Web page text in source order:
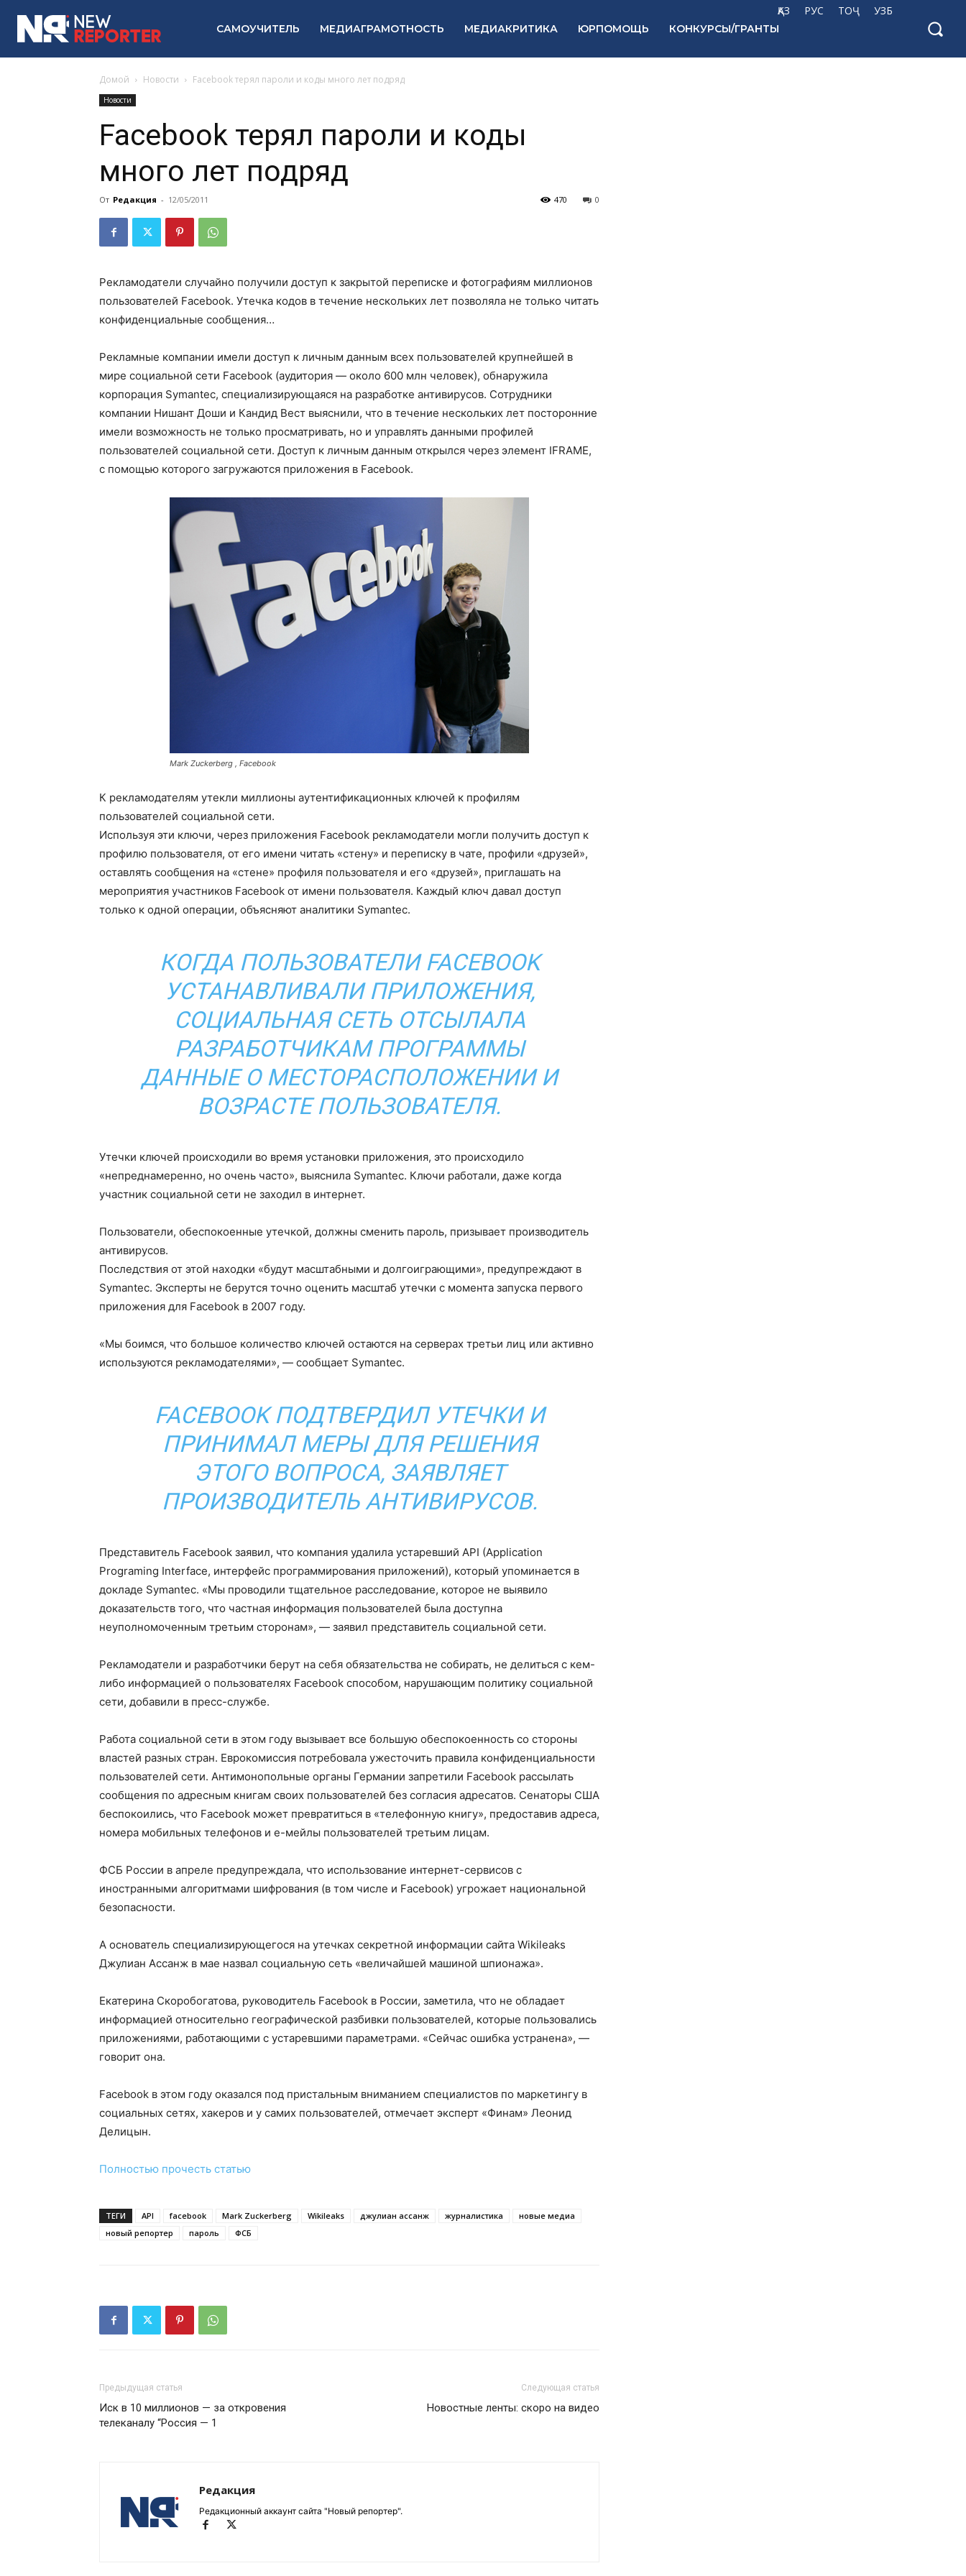
ҚАЗ РУС ТОҶ УЗБ
САМОУЧИТЕЛЬ МЕДИАГРАМОТНОСТЬ МЕДИАКРИТИКА ЮРПОМОЩЬ КОНКУРСЫ/ГРАНТЫ
Домой Новости Facebook терял пароли и коды много лет подряд
Новости
Facebook терял пароли и коды
много лет подряд
От Редакция - 12/05/2011 0
470
Рекламодатели случайно получили доступ к закрытой переписке и фотографиям миллионов
пользователей Facebook. Утечка кодов в течение нескольких лет позволяла не только читать
конфиденциальные сообщения…
Рекламные компании имели доступ к личным данным всех пользователей крупнейшей в
мире социальной сети Facebook (аудитория — около 600 млн человек), обнаружила
корпорация Symantec, специализирующаяся на разработке антивирусов. Сотрудники
компании Нишант Доши и Кандид Вест выяснили, что в течение нескольких лет посторонние
имели возможность не только просматривать, но и управлять данными профилей
пользователей социальной сети. Доступ к личным данным открылся через элемент IFRAME,
с помощью которого загружаются приложения в Facebook.
Mark Zuckerberg , Facebook
К рекламодателям утекли миллионы аутентификационных ключей к профилям
пользователей социальной сети.
Используя эти ключи, через приложения Facebook рекламодатели могли получить доступ к
профилю пользователя, от его имени читать «стену» и переписку в чате, профили «друзей»,
оставлять сообщения на «стене» профиля пользователя и его «друзей», приглашать на
мероприятия участников Facebook от имени пользователя. Каждый ключ давал доступ
только к одной операции, объясняют аналитики Symantec.
КОГДА ПОЛЬЗОВАТЕЛИ FACEBOOK
УСТАНАВЛИВАЛИ ПРИЛОЖЕНИЯ,
СОЦИАЛЬНАЯ СЕТЬ ОТСЫЛАЛА
РАЗРАБОТЧИКАМ ПРОГРАММЫ
ДАННЫЕ О МЕСТОРАСПОЛОЖЕНИИ И
ВОЗРАСТЕ ПОЛЬЗОВАТЕЛЯ.
Утечки ключей происходили во время установки приложения, это происходило
«непреднамеренно, но очень часто», выяснила Symantec. Ключи работали, даже когда
участник социальной сети не заходил в интернет.
Пользователи, обеспокоенные утечкой, должны сменить пароль, призывает производитель
антивирусов.
Последствия от этой находки «будут масштабными и долгоиграющими», предупреждают в
Symantec. Эксперты не берутся точно оценить масштаб утечки с момента запуска первого
приложения для Facebook в 2007 году.
«Мы боимся, что большое количество ключей остаются на серверах третьи лиц или активно
используются рекламодателями», — сообщает Symantec.
FACEBOOK ПОДТВЕРДИЛ УТЕЧКИ И
ПРИНИМАЛ МЕРЫ ДЛЯ РЕШЕНИЯ
ЭТОГО ВОПРОСА, ЗАЯВЛЯЕТ
ПРОИЗВОДИТЕЛЬ АНТИВИРУСОВ.
Представитель Facebook заявил, что компания удалила устаревший API (Application
Programing Interface, интерфейс программирования приложений), который упоминается в
докладе Symantec. «Мы проводили тщательное расследование, которое не выявило
доказательств того, что частная информация пользователей была доступна
неуполномоченным третьим сторонам», — заявил представитель социальной сети.
Рекламодатели и разработчики берут на себя обязательства не собирать, не делиться с кем-
либо информацией о пользователях Facebook способом, нарушающим политику социальной
сети, добавили в пресс-службе.
Работа социальной сети в этом году вызывает все большую обеспокоенность со стороны
властей разных стран. Еврокомиссия потребовала ужесточить правила конфиденциальности
пользователей сети. Антимонопольные органы Германии запретили Facebook рассылать
сообщения по адресным книгам своих пользователей без согласия адресатов. Сенаторы США
беспокоились, что Facebook может превратиться в «телефонную книгу», предоставив адреса,
номера мобильных телефонов и е-мейлы пользователей третьим лицам.
ФСБ России в апреле предупреждала, что использование интернет-сервисов с
иностранными алгоритмами шифрования (в том числе и Facebook) угрожает национальной
безопасности.
А основатель специализирующегося на утечках секретной информации сайта Wikileaks
Джулиан Ассанж в мае назвал социальную сеть «величайшей машиной шпионажа».
Екатерина Скоробогатова, руководитель Facebook в России, заметила, что не обладает
информацией относительно географической разбивки пользователей, которые пользовались
приложениями, работающими с устаревшими параметрами. «Сейчас ошибка устранена», —
говорит она.
Facebook в этом году оказался под пристальным вниманием специалистов по маркетингу в
социальных сетях, хакеров и у самих пользователей, отмечает эксперт «Финам» Леонид
Делицын.
Полностью прочесть статью
ТЕГИ API facebook Mark Zuckerberg Wikileaks джулиан ассанж журналистика
новые медиа
новый репортер
пароль ФСБ
Предыдущая статья
Иск в 10 миллионов — за откровения
телеканалу “Россия — 1
Следующая статья
Новостные ленты: скоро на видео
Редакция
Редакционный аккаунт сайта "Новый репортер".